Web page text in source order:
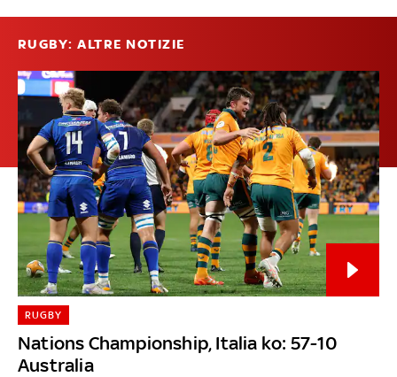
RUGBY: ALTRE NOTIZIE
Nations Championship, Italia ko: 57-10
Australia
RUGBY